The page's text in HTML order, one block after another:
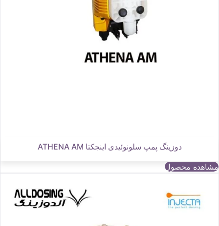
دوزینگ پمپ سلونوئیدی اینجکتا ATHENA AM
مشاهده محصول